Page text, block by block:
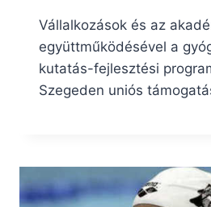
Vállalkozások és az
együttműködésével a
kutatás-fejlesztési
Szegeden uniós